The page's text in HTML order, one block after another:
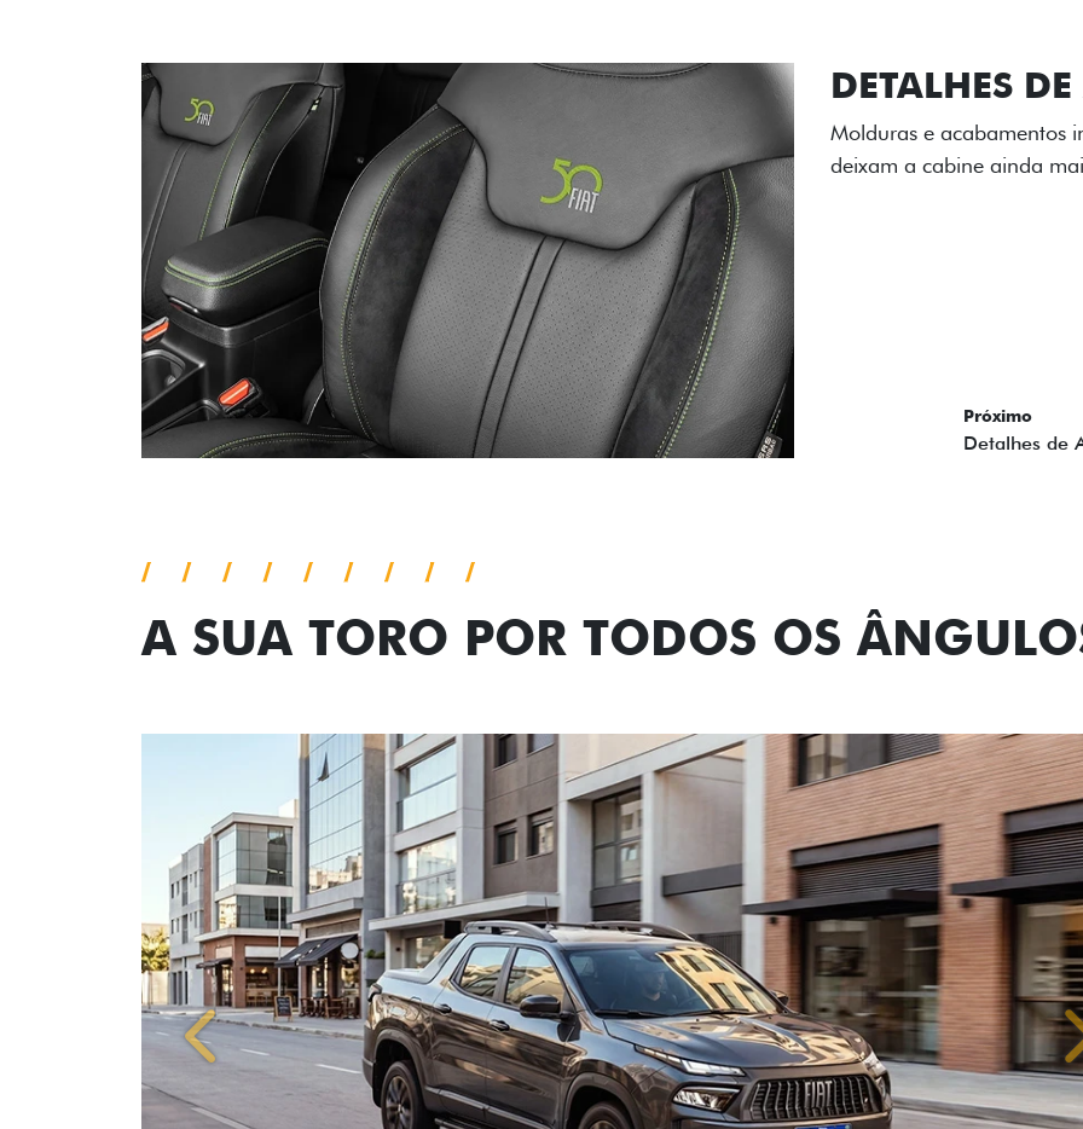
DETALHES
Molduras e acabamentos
deixam a cabine ainda
A SUA TORO POR TODOS OS